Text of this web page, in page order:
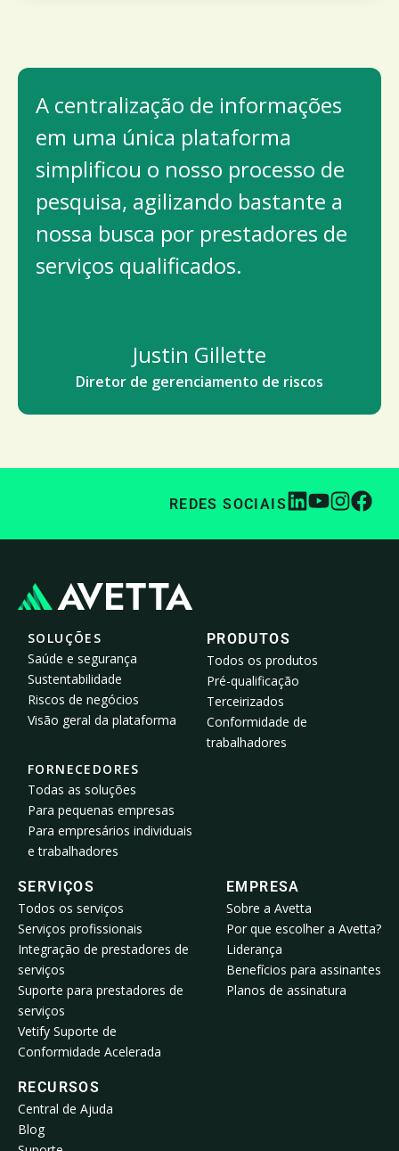
A centralização de informações
em uma única plataforma
simplificou o nosso processo de
pesquisa, agilizando bastante a
nossa busca por prestadores de
serviços qualificados.
Justin Gillette
Diretor de gerenciamento de riscos
REDES SOCIAIS
SOLUÇÕES
Saúde e segurança
Sustentabilidade
Riscos de negócios
Visão geral da plataforma
FORNECEDORES
Todas as soluções
Para pequenas empresas
Para empresários individuais
e trabalhadores
PRODUTOS
Todos os produtos
Pré-qualificação
Terceirizados
Conformidade de
trabalhadores
SERVIÇOS
Todos os serviços
Serviços profissionais
Integração de prestadores de
serviços
Suporte para prestadores de
serviços
Vetify Suporte de
Conformidade Acelerada
EMPRESA
Sobre a Avetta
Por que escolher a Avetta?
Liderança
Benefícios para assinantes
Planos de assinatura
RECURSOS
Central de Ajuda
Blog